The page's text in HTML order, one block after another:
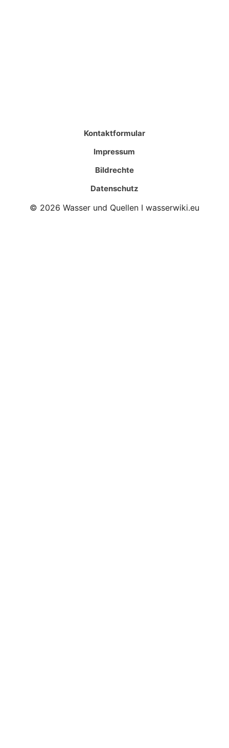
Kontaktformular
Impressum
Bildrechte
Datenschutz
© 2026 Wasser und Quellen I wasserwiki.eu